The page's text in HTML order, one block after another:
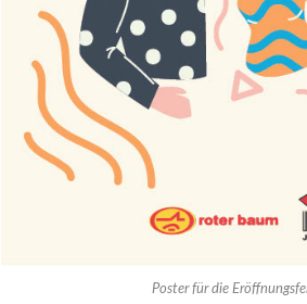
Poster für die